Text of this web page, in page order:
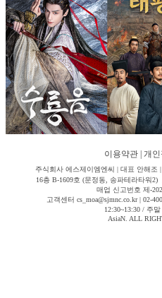
이용약관 개인
주식회사 에스제이엠엔씨 | 대표 안해조
16층 B-1609호 (문정동, 송파테라타워
매업 신고번호 제-
고객센터 cs_moa@sjmnc.co.kr | 02-
12:30~13:30 / 주
AsiaN. ALL